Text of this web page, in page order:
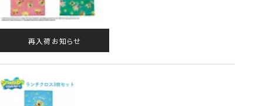
再入荷お知らせ